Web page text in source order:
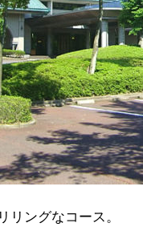
リングなコース。